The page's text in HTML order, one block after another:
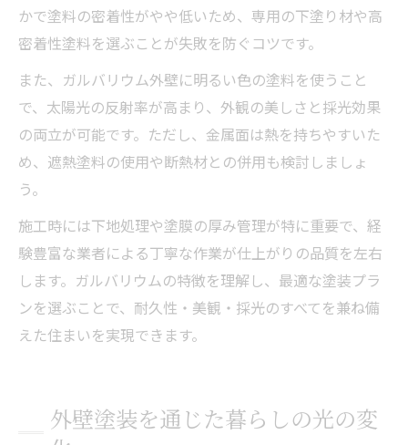
かで塗料の密着性がやや低いため、専用の下塗り材や高
密着性塗料を選ぶことが失敗を防ぐコツです。
また、ガルバリウム外壁に明るい色の塗料を使うこと
で、太陽光の反射率が高まり、外観の美しさと採光効果
の両立が可能です。ただし、金属面は熱を持ちやすいた
め、遮熱塗料の使用や断熱材との併用も検討しましょ
う。
施工時には下地処理や塗膜の厚み管理が特に重要で、経
験豊富な業者による丁寧な作業が仕上がりの品質を左右
します。ガルバリウムの特徴を理解し、最適な塗装プラ
ンを選ぶことで、耐久性・美観・採光のすべてを兼ね備
えた住まいを実現できます。
外壁塗装を通じた暮らしの光の変